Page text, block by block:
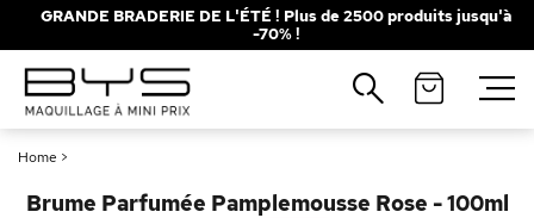
GRANDE BRADERIE DE L'ÉTÉ ! Plus de 2500 produits jusqu'à
-70% !
Home >
Brume Parfumée Pamplemousse Rose - 100ml
Fermer
Recherches populaires